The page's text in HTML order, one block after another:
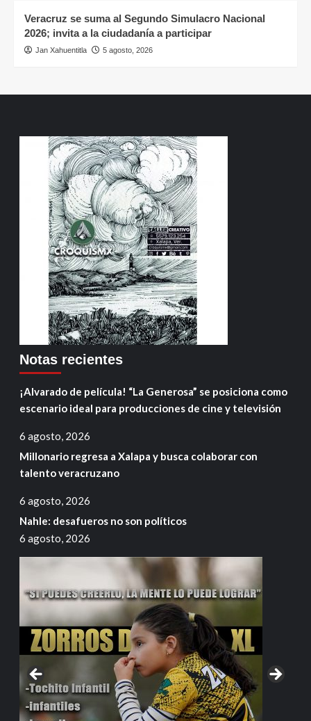
Veracruz se suma al Segundo Simulacro Nacional
2026; invita a la ciudadanía a participar
Jan Xahuentitla 5 agosto, 2026
Notas recientes
¡Alvarado de película! “La Generosa” se posiciona como
escenario ideal para producciones de cine y televisión
6 agosto, 2026
Millonario regresa a Xalapa y busca colaborar con
talento veracruzano
6 agosto, 2026
Nahle: desafueros no son políticos
6 agosto, 2026